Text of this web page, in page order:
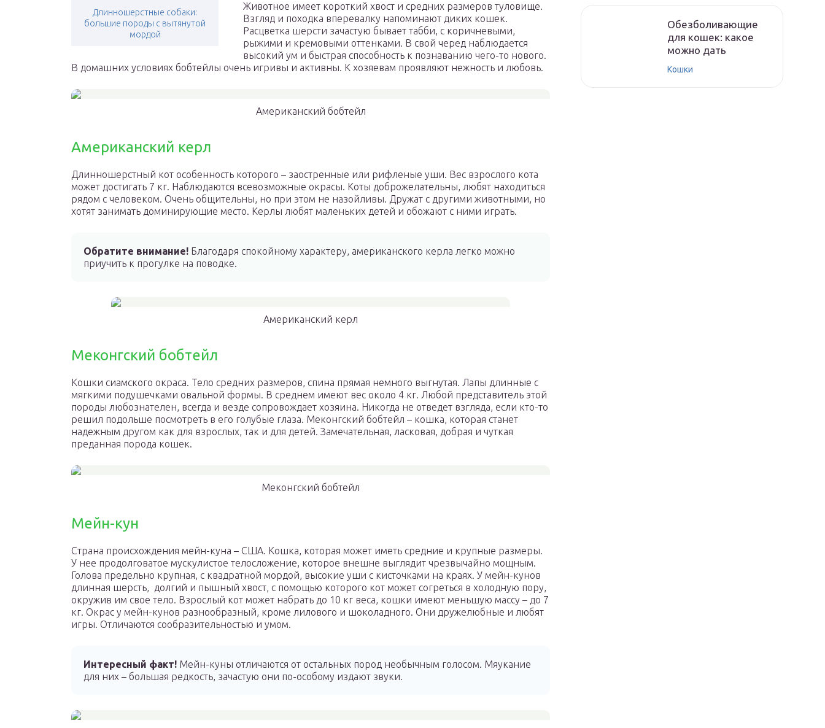
Длинношерстные собаки:
большие породы с вытянутой
мордой
Животное имеет короткий хвост и средних размеров туловище.
Взгляд и походка вперевалку напоминают диких кошек.
Расцветка шерсти зачастую бывает табби, с коричневыми,
рыжими и кремовыми оттенками. В свой черед наблюдается
высокий ум и быстрая способность к познаванию чего-то нового.
В домашних условиях бобтейлы очень игривы и активны. К хозяевам проявляют нежность и любовь.
Американский бобтейл
Американский керл
Длинношерстный кот особенность которого – заостренные или рифленые уши. Вес взрослого кота
может достигать 7 кг. Наблюдаются всевозможные окрасы. Коты доброжелательны, любят находиться
рядом с человеком. Очень общительны, но при этом не назойливы. Дружат с другими животными, но
хотят занимать доминирующие место. Керлы любят маленьких детей и обожают с ними играть.
Обратите внимание! Благодаря спокойному характеру, американского керла легко можно
приучить к прогулке на поводке.
Американский керл
Меконгский бобтейл
Кошки сиамского окраса. Тело средних размеров, спина прямая немного выгнутая. Лапы длинные с
мягкими подушечками овальной формы. В среднем имеют вес около 4 кг. Любой представитель этой
породы любознателен, всегда и везде сопровождает хозяина. Никогда не отведет взгляда, если кто-то
решил подольше посмотреть в его голубые глаза. Меконгский бобтейл – кошка, которая станет
надежным другом как для взрослых, так и для детей. Замечательная, ласковая, добрая и чуткая
преданная порода кошек.
Меконгский бобтейл
Мейн-кун
Страна происхождения мейн-куна – США. Кошка, которая может иметь средние и крупные размеры.
У нее продолговатое мускулистое телосложение, которое внешне выглядит чрезвычайно мощным.
Голова предельно крупная, с квадратной мордой, высокие уши с кисточками на краях. У мейн-кунов
длинная шерсть, долгий и пышный хвост, с помощью которого кот может согреться в холодную пору,
окружив им свое тело. Взрослый кот может набрать до 10 кг веса, кошки имеют меньшую массу – до 7
кг. Окрас у мейн-кунов разнообразный, кроме лилового и шоколадного. Они дружелюбные и любят
игры. Отличаются сообразительностью и умом.
Интересный факт! Мейн-куны отличаются от остальных пород необычным голосом. Мяукание
для них – большая редкость, зачастую они по-особому издают звуки.
Обезболивающие
для кошек: какое
можно дать
Кошки